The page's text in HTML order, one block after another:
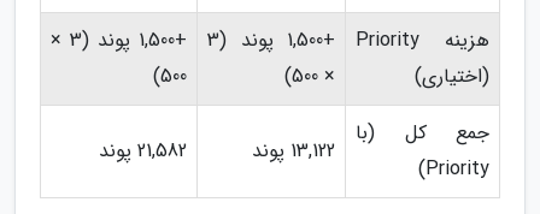
هزینه Priority
(اختیاری)
+1,500 پوند (3
× 500)
+1,500 پوند (3 ×
500)
جمع کل (با
Priority)
13,122 پوند 21,582 پوند